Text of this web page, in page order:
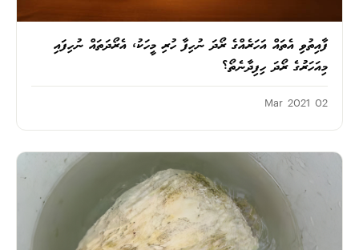
ފާއިތުވި އެތައް އަހަރެއްގެ ރޯދަ ނުހިފާ ހުރި މީހަކު، އެރޯދަތައް ނުހިފައި
މިއަހަރުގެ ރޯދަ ހިފިދާނެތޯ؟
02 Mar 2021